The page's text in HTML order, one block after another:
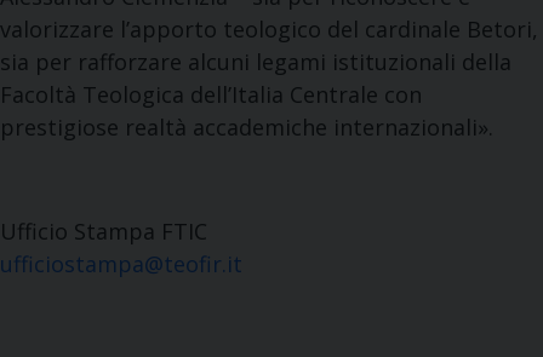
valorizzare l’apporto teologico del cardinale Betori,
sia per rafforzare alcuni legami istituzionali della
Facoltà Teologica dell’Italia Centrale con
prestigiose realtà accademiche internazionali».
Ufficio Stampa FTIC
ufficiostampa@teofir.it